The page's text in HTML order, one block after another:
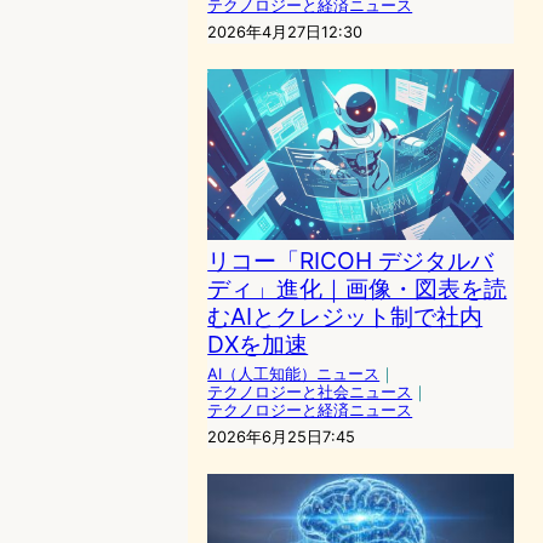
テクノロジーと経済ニュース
2026年4月27日12:30
リコー「RICOH デジタルバ
ディ」進化｜画像・図表を読
むAIとクレジット制で社内
DXを加速
AI（人工知能）ニュース ｜
テクノロジーと社会ニュース ｜
テクノロジーと経済ニュース
2026年6月25日7:45